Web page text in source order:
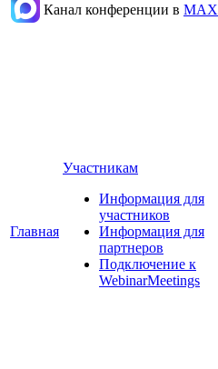
Канал конференции в МАХ
Главная
Участникам
Информация для
участников
Информация для
партнеров
Подключение к
WebinarMeetings